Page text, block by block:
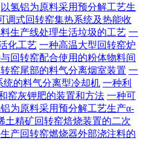
以氢铝为原料采用预分解工艺生
调式回转窑集热系统及热能收
生产线处理生活垃圾的工艺 一
化工艺 一种高温大型回转窑炉
回转窑配合使用的粉体物料间
窑尾部的料气分离烟室装置 一
统的料气分离型冷却机 一种利
窑灰钾肥的装置和方法 一种可
铝为原料采用预分解工艺生产α-
土精矿回转窑焙烧装置的二次
产回转窑燃烧器外部浇注料的